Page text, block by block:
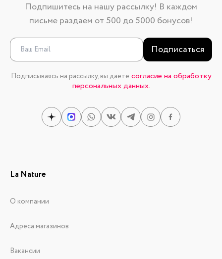
Подпишитесь на нашу рассылку! В каждом
письме раздаем от 500 до 5000 бонусов!
Подписаться
Подписываясь на рассылку, вы даете согласие на обработку
персональных данных.
La Nature
О компании
Адреса магазинов
Вакансии